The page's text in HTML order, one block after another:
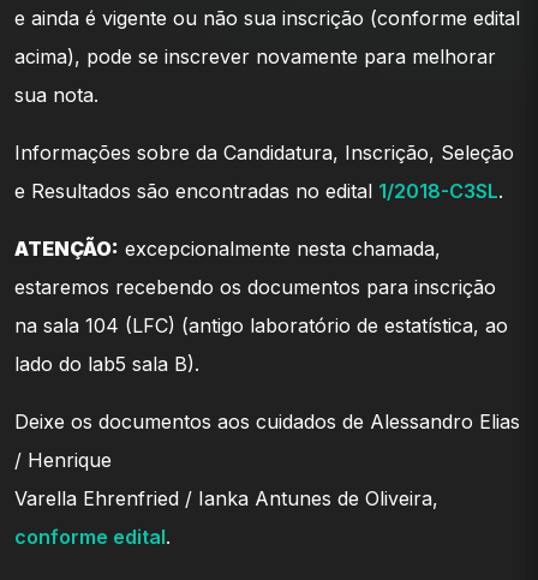
e ainda é vigente ou não sua inscrição (conforme edital
acima), pode se inscrever novamente para melhorar
sua nota.
Informações sobre da Candidatura, Inscrição, Seleção
e Resultados são encontradas no edital 1/2018-C3SL.
ATENÇÃO: excepcionalmente nesta chamada,
estaremos recebendo os documentos para inscrição
na sala 104 (LFC) (antigo laboratório de estatística, ao
lado do lab5 sala B).
Deixe os documentos aos cuidados de Alessandro Elias
/ Henrique
Varella Ehrenfried / Ianka Antunes de Oliveira,
conforme edital.